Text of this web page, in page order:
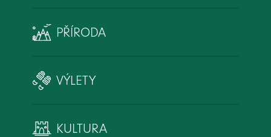
PŘÍRODA
VÝLETY
KULTURA